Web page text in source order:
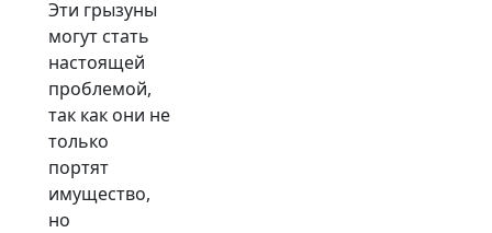
Эти грызуны
могут стать
настоящей
проблемой,
так как они не
только
портят
имущество,
но